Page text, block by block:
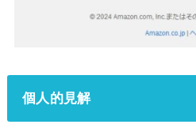
個人的見解